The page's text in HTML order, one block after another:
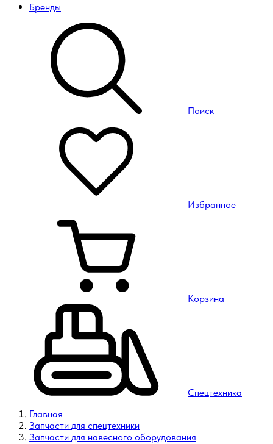
Бренды
Поиск
Избранное
Корзина
Спецтехника
Главная
Запчасти для спецтехники
Запчасти для навесного оборудования